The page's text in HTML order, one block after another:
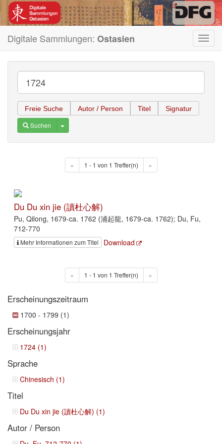
Digitale Sammlungen: Ostasien
Freie Suche Autor / Person Titel Signatur
Suchen Toggle Dropdown
« 1 - 1 von 1 Treffer(n) »
Du Du xin jie (讀杜心解)
Pu, Qilong, 1679-ca. 1762 (浦起龍, 1679-ca. 1762); Du, Fu,
712-770
Mehr Informationen zum Titel Download
« 1 - 1 von 1 Treffer(n) »
Erscheinungszeitraum
1700 - 1799 (1)
Erscheinungsjahr
1724 (1)
Sprache
Chinesisch (1)
Titel
Du Du xin jie (讀杜心解) (1)
Autor / Person